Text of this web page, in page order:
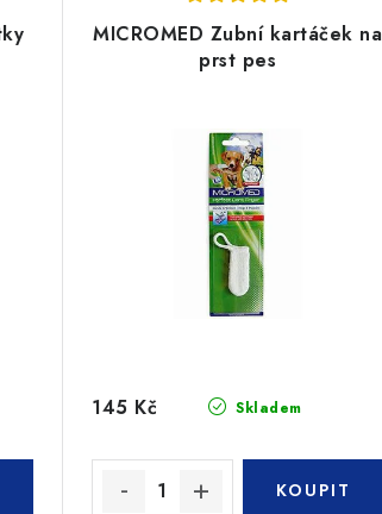
MICROMED Zubní kartáček na
prst pes
Skladem
145 Kč